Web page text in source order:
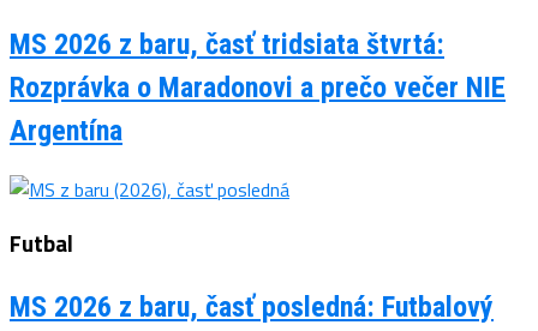
MS 2026 z baru, časť tridsiata štvrtá:
Rozprávka o Maradonovi a prečo večer NIE
Argentína
Futbal
MS 2026 z baru, časť posledná: Futbalový